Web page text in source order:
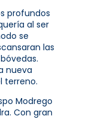
profundos
al ser
se
las
nueva
terreno.
Modrego
Con gran